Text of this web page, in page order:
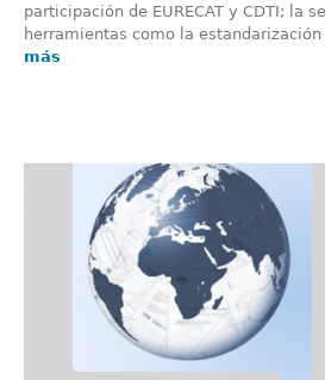
participación de EURECAT y CDTI; la
herramientas como la
más